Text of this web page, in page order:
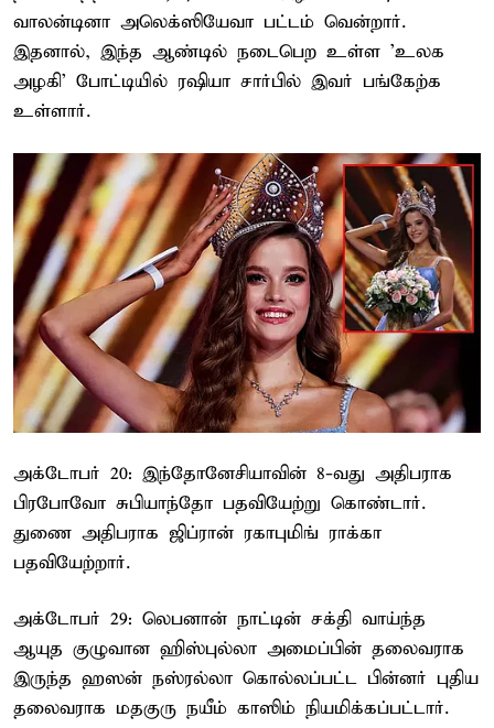
வாலன்டினா அலெக்ஸியேவா பட்டம் வென்றார்.
இதனால், இந்த ஆண்டில் நடைபெற உள்ள 'உலக
அழகி' போட்டியில் ரஷியா சார்பில் இவர் பங்கேற்க
உள்ளார்.
அக்டோபர் 20: இந்தோனேசியாவின் 8-வது அதிபராக
பிரபோவோ சுபியாந்தோ பதவியேற்று கொண்டார்.
துணை அதிபராக ஜிப்ரான் ரகாபுமிங் ராக்கா
பதவியேற்றார்.
அக்டோபர் 29: லெபனான் நாட்டின் சக்தி வாய்ந்த
ஆயுத குழுவான ஹிஸ்புல்லா அமைப்பின் தலைவராக
இருந்த ஹஸன் நஸ்ரல்லா கொல்லப்பட்ட பின்னர் புதிய
தலைவராக மதகுரு நயீம் காஸிம் நியமிக்கப்பட்டார்.